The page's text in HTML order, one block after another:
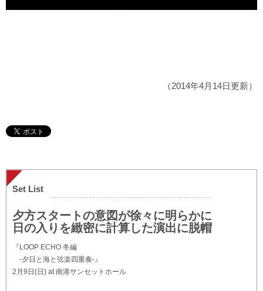
（2014年4月14日更新）
Set List
夕方スタートの意図が徐々に明らかに
日の入りを緻密に計算した演出に脱帽
『LOOP ECHO 冬編
-夕日と海と弦楽四重奏-』
2月9日(日) at 南港サンセットホール